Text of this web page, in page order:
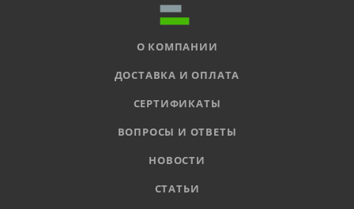
О КОМПАНИИ
ДОСТАВКА И ОПЛАТА
СЕРТИФИКАТЫ
ВОПРОСЫ И ОТВЕТЫ
НОВОСТИ
СТАТЬИ